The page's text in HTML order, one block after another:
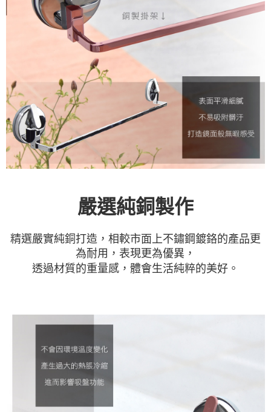
嚴選純銅製作
精選嚴實純銅打造，相較市面上不鏽鋼鍍鉻的產品更
為耐用，表現更為優異，
透過材質的重量感，體會生活純粹的美好。